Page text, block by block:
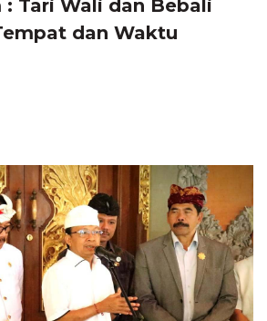
Tari Wali dan Bebali
dan Waktu